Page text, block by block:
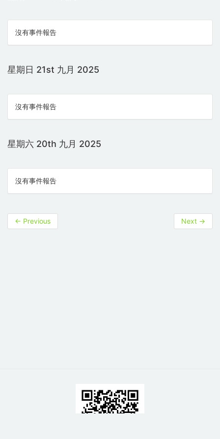
沒有事件報告
星期日 21st 九月 2025
沒有事件報告
星期六 20th 九月 2025
沒有事件報告
← Previous Next →